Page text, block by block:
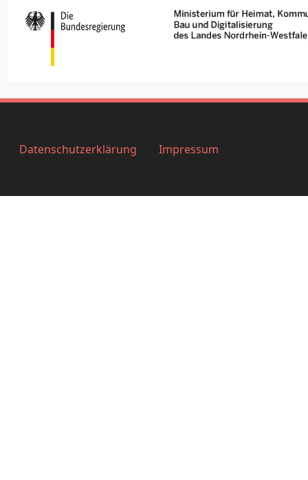
Datenschutzerklärung Impressum